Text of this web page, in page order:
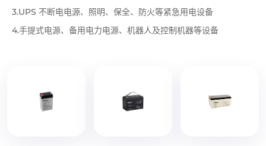
3.UPS 不断电电源、照明、保全、防火等紧急用电设备
4.手提式电源、备用电力电源、机器人及控制机器等设备